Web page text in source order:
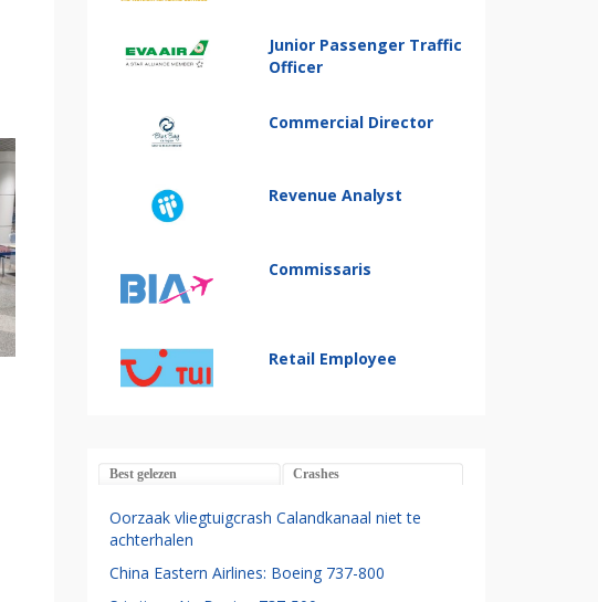
Junior Passenger Traffic
Officer
Commercial Director
Revenue Analyst
Commissaris
Retail Employee
Best gelezen Crashes
Oorzaak vliegtuigcrash Calandkanaal niet te
achterhalen
China Eastern Airlines: Boeing 737-800